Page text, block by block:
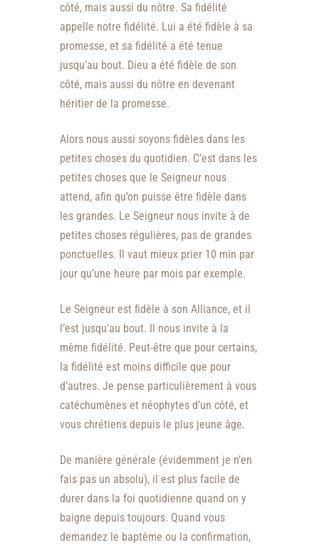
côté, mais aussi du nôtre. Sa fidélité
appelle notre fidélité. Lui a été fidèle à sa
promesse, et sa fidélité a été tenue
jusqu’au bout. Dieu a été fidèle de son
côté, mais aussi du nôtre en devenant
héritier de la promesse.
Alors nous aussi soyons fidèles dans les
petites choses du quotidien. C’est dans les
petites choses que le Seigneur nous
attend, afin qu’on puisse être fidèle dans
les grandes. Le Seigneur nous invite à de
petites choses régulières, pas de grandes
ponctuelles. Il vaut mieux prier 10 min par
jour qu’une heure par mois par exemple.
Le Seigneur est fidèle à son Alliance, et il
l’est jusqu’au bout. Il nous invite à la
même fidélité. Peut-être que pour certains,
la fidélité est moins difficile que pour
d’autres. Je pense particulièrement à vous
catéchumènes et néophytes d’un côté, et
vous chrétiens depuis le plus jeune âge.
De manière générale (évidemment je n’en
fais pas un absolu), il est plus facile de
durer dans la foi quotidienne quand on y
baigne depuis toujours. Quand vous
demandez le baptême ou la confirmation,